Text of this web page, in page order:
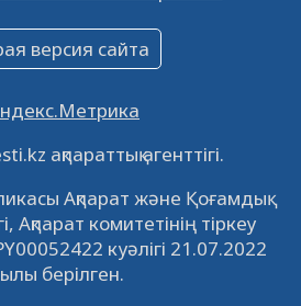
места
компания проведет
в Кызылорде 22
ақпараттық агенттігі.
Ақпарат және Қоғамдық
Ақпарат комитетінің тіркеу
куәлігі 21.07.2022
берілген.
версия сайта